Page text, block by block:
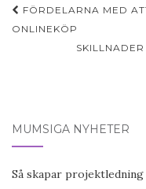
FÖRDELARNA MED
ONLINEKÖP
MUMSIGA NYHETER
Så skapar